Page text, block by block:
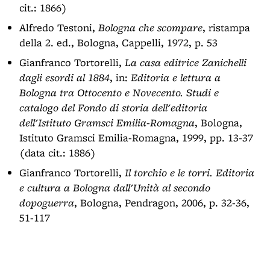
cit.: 1866)
Alfredo Testoni, Bologna che scompare, ristampa
della 2. ed., Bologna, Cappelli, 1972, p. 53
Gianfranco Tortorelli, La casa editrice Zanichelli
dagli esordi al 1884, in: Editoria e lettura a
Bologna tra Ottocento e Novecento. Studi e
catalogo del Fondo di storia dell'editoria
dell'Istituto Gramsci Emilia-Romagna, Bologna,
Istituto Gramsci Emilia-Romagna, 1999, pp. 13-37
(data cit.: 1886)
Gianfranco Tortorelli, Il torchio e le torri. Editoria
e cultura a Bologna dall'Unità al secondo
dopoguerra, Bologna, Pendragon, 2006, p. 32-36,
51-117